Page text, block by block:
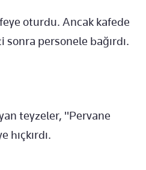
oturdu. Ancak kafede
personele bağırdı.
teyzeler, "Pervane
hıçkırdı.